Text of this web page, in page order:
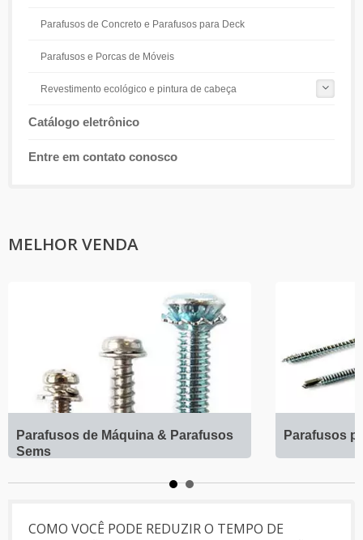
Parafusos de Concreto e Parafusos para Deck
Parafusos e Porcas de Móveis
Revestimento ecológico e pintura de cabeça
Catálogo eletrônico
Entre em contato conosco
MELHOR VENDA
Parafusos de Máquina & Parafusos
Sems
Parafusos
COMO VOCÊ PODE REDUZIR O TEMPO DE